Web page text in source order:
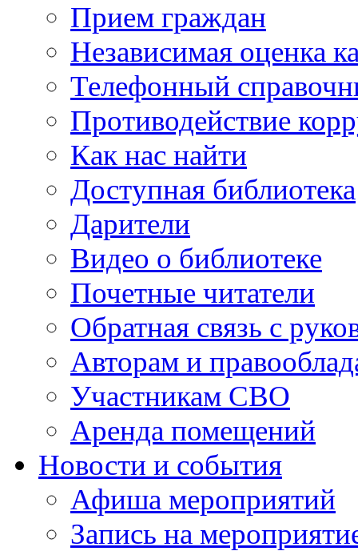
Прием граждан
Независимая оценка
Телефонный
Противодействие
Как нас найти
Доступная библиотека
Дарители
Видео о библиотеке
Почетные читатели
Обратная связь с
Авторам и
Участникам СВО
Аренда помещений
Новости и события
Афиша мероприятий
Запись на